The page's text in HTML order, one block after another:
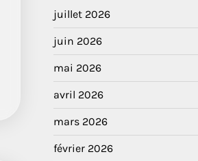
juillet 2026
juin 2026
mai 2026
avril 2026
mars 2026
février 2026